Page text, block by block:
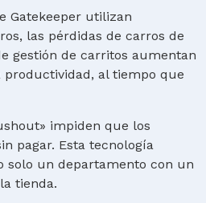
Gatekeeper utilizan
las pérdidas de carros de
gestión de carritos aumentan
al tiempo que
impiden que los
pagar. Esta tecnología
solo un departamento con un
tienda.